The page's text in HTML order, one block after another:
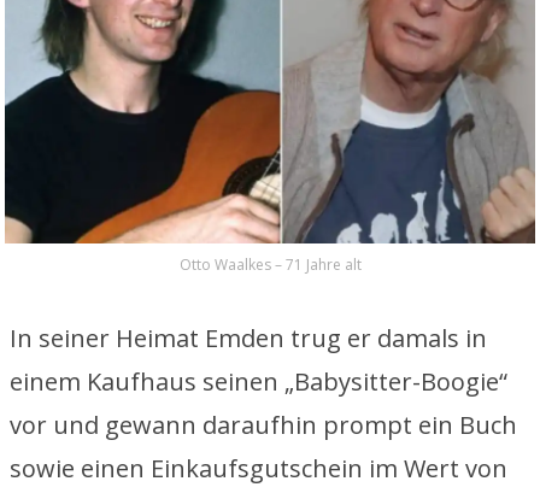
Otto Waalkes – 71 Jahre alt
In seiner Heimat Emden trug er damals in
einem Kaufhaus seinen „Babysitter-Boogie“
vor und gewann daraufhin prompt ein Buch
sowie einen Einkaufsgutschein im Wert von